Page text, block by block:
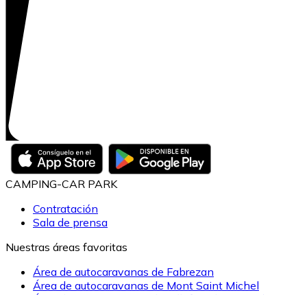
CAMPING-CAR PARK
Contratación
Sala de prensa
Nuestras áreas favoritas
Área de autocaravanas de Fabrezan
Área de autocaravanas de Mont Saint Michel